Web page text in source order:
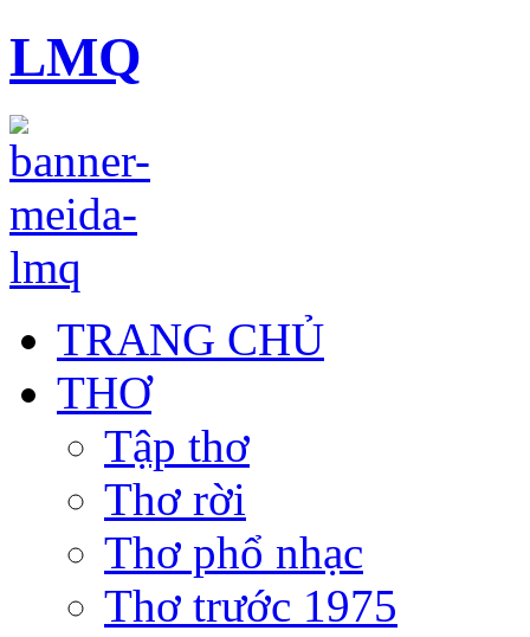
LMQ
TRANG CHỦ
THƠ
Tập thơ
Thơ rời
Thơ phổ nhạc
Thơ trước 1975